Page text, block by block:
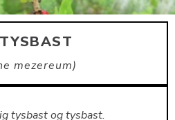
mezereum
tysbast og tysbast.